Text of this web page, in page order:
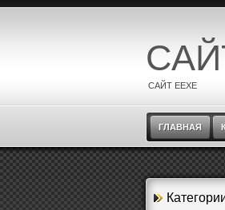
САЙТ EEXE
ГЛАВНАЯ